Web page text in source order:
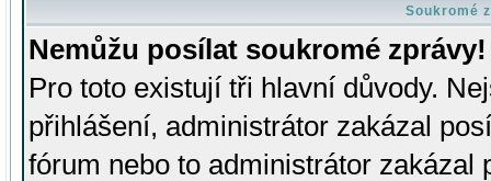
Soukromé
Nemůžu posílat soukromé zprávy!
Pro toto existují tři hlavní důvody.
přihlášení, administrátor zakázal
fórum nebo to administrátor zakázal